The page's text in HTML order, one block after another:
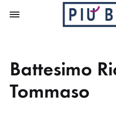
Battesimo
Tommaso